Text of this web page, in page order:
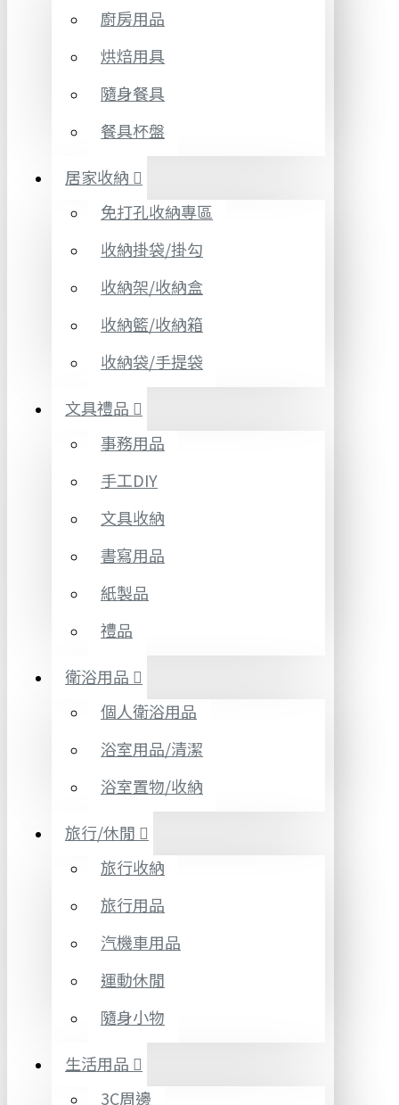
廚房用品
烘焙用具
隨身餐具
餐具杯盤
居家收納
免打孔收納專區
收納掛袋/掛勾
收納架/收納盒
收納籃/收納箱
收納袋/手提袋
文具禮品
事務用品
手工DIY
文具收納
書寫用品
紙製品
禮品
衛浴用品
個人衛浴用品
浴室用品/清潔
浴室置物/收納
旅行/休閒
旅行收納
旅行用品
汽機車用品
運動休閒
隨身小物
生活用品
3C周邊